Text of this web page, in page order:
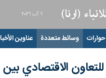
٦ آب ٢٠٢٦
حوارات وسائط متعددة عناوين
الاقتصادي بين